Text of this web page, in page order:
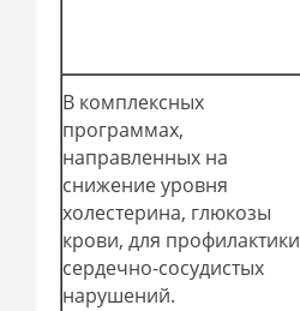
В комплексных
программах,
направленных на
снижение уровня
холестерина, глюкозы
крови, для профилактики
сердечно-сосудистых
нарушений.